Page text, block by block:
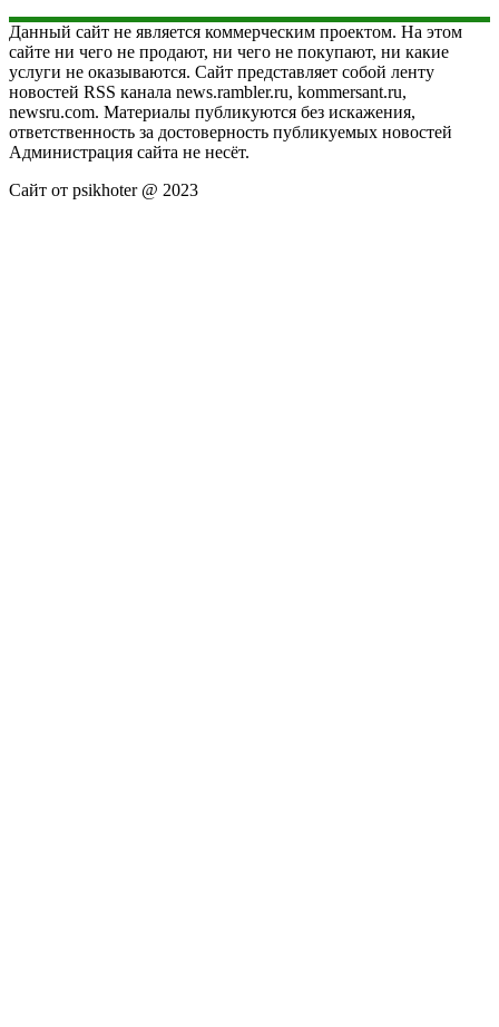
Данный сайт не является коммерческим проектом. На этом
сайте ни чего не продают, ни чего не покупают, ни какие
услуги не оказываются. Сайт представляет собой ленту
новостей RSS канала news.rambler.ru, kommersant.ru,
newsru.com. Материалы публикуются без искажения,
ответственность за достоверность публикуемых новостей
Администрация сайта не несёт.
Сайт от psikhoter @ 2023